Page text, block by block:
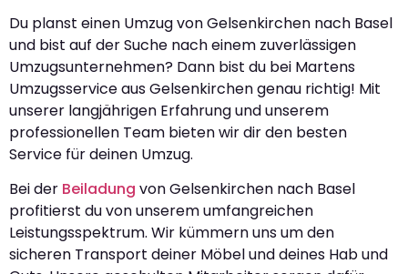
Du planst einen Umzug von Gelsenkirchen nach Basel
und bist auf der Suche nach einem zuverlässigen
Umzugsunternehmen? Dann bist du bei Martens
Umzugsservice aus Gelsenkirchen genau richtig! Mit
unserer langjährigen Erfahrung und unserem
professionellen Team bieten wir dir den besten
Service für deinen Umzug.
Bei der Beiladung von Gelsenkirchen nach Basel
profitierst du von unserem umfangreichen
Leistungsspektrum. Wir kümmern uns um den
sicheren Transport deiner Möbel und deines Hab und